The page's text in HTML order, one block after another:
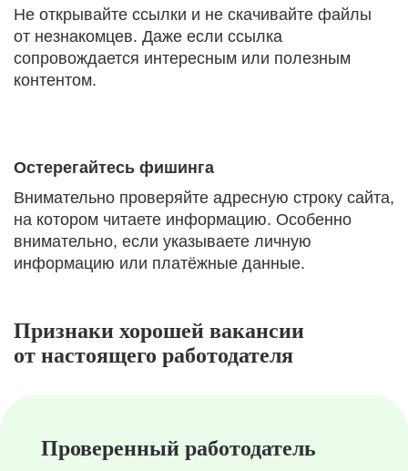
Не открывайте ссылки и не скачивайте файлы
от незнакомцев. Даже если ссылка
сопровождается интересным или полезным
контентом.
Остерегайтесь фишинга
Внимательно проверяйте адресную строку сайта,
на котором читаете информацию. Особенно
внимательно, если указываете личную
информацию или платёжные данные.
Признаки хорошей вакансии
от настоящего работодателя
Проверенный работодатель